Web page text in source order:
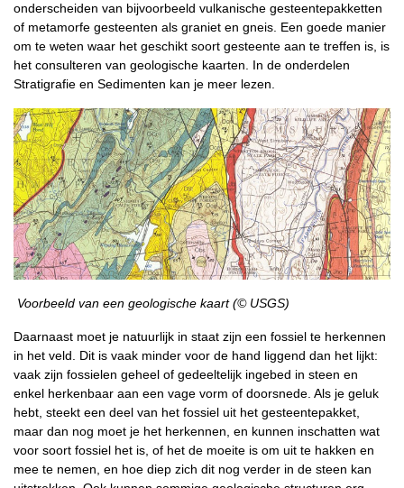
onderscheiden van bijvoorbeeld vulkanische gesteentepakketten
of metamorfe gesteenten als graniet en gneis. Een goede manier
om te weten waar het geschikt soort gesteente aan te treffen is, is
het consulteren van geologische kaarten. In de onderdelen
Stratigrafie en Sedimenten kan je meer lezen.
Voorbeeld van een geologische kaart (© USGS)
Daarnaast moet je natuurlijk in staat zijn een fossiel te herkennen
in het veld. Dit is vaak minder voor de hand liggend dan het lijkt:
vaak zijn fossielen geheel of gedeeltelijk ingebed in steen en
enkel herkenbaar aan een vage vorm of doorsnede. Als je geluk
hebt, steekt een deel van het fossiel uit het gesteentepakket,
maar dan nog moet je het herkennen, en kunnen inschatten wat
voor soort fossiel het is, of het de moeite is om uit te hakken en
mee te nemen, en hoe diep zich dit nog verder in de steen kan